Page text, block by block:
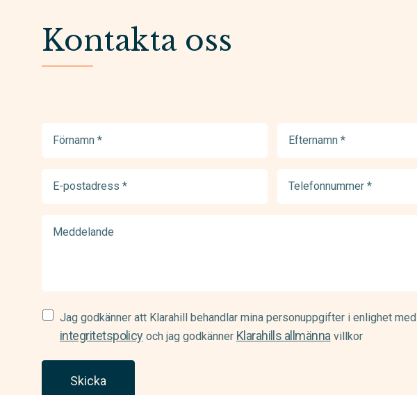
Kontakta oss
postadress
Samtycke
(Required)
Jag godkänner att Klarahill behandlar mina personuppgifter i enlighet med
integritetspolicyoch jag godkänner Klarahills allmännavillkor
Skicka